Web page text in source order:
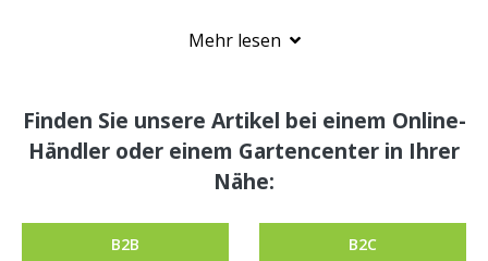
Mehr lesen
Finden Sie unsere Artikel bei einem Online-
Händler oder einem Gartencenter in Ihrer
Nähe:
B2B B2C